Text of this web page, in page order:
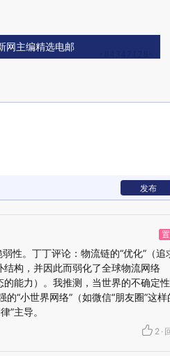
网主编精选电邮
发布
性。丁丁评论：物流链的“优化”（追
结构，并因此而弱化了全球物流网络
的能力）。我推测，当世界的不确定
“小世界网络”（如微信“朋友圈”这样
”主导。
2 ·